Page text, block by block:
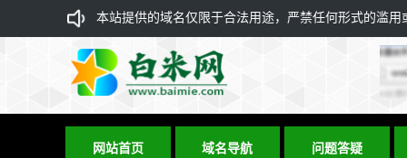
本站提供的域名仅限于合法用途，严禁任何形式的滥
网站首页 域名导航 问题答疑